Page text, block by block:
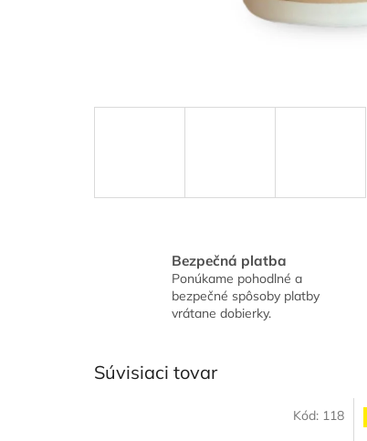
Bezpečná platba
Ponúkame pohodlné a
bezpečné spôsoby platby
vrátane dobierky.
Súvisiaci tovar
Kód: 118